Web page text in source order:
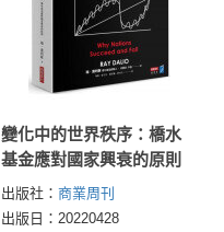
變化中的世界秩序：橋水
基金應對國家興衰的原則
出版社： 商業周刊
出版日：20220428